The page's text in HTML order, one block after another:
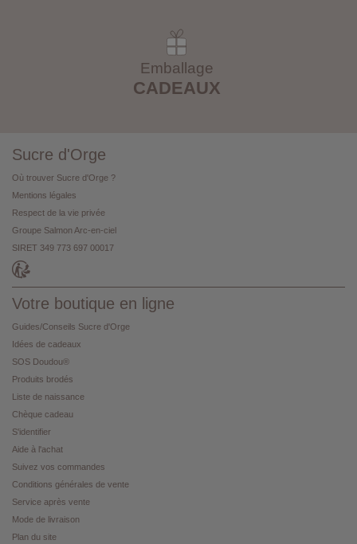
Emballage
CADEAUX
Sucre d'Orge
Où trouver Sucre d'Orge ?
Mentions légales
Respect de la vie privée
Groupe Salmon Arc-en-ciel
SIRET 349 773 697 00017
Votre boutique en ligne
Guides/Conseils Sucre d'Orge
Idées de cadeaux
SOS Doudou®
Produits brodés
Liste de naissance
Chèque cadeau
S'identifier
Aide à l'achat
Suivez vos commandes
Conditions générales de vente
Service après vente
Mode de livraison
Plan du site